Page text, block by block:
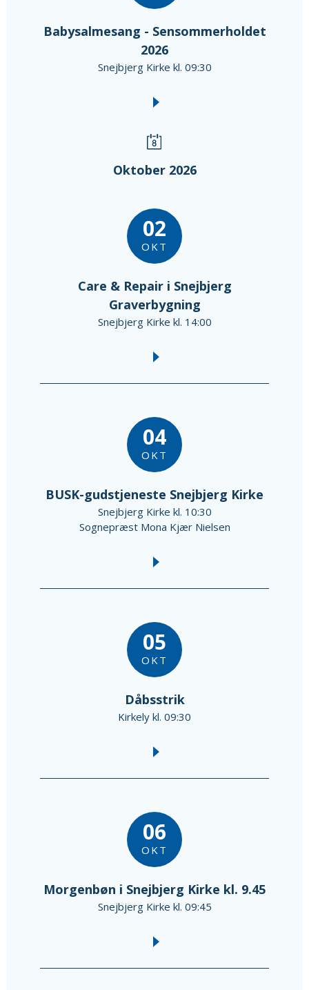
Babysalmesang - Sensommerholdet
2026
Snejbjerg Kirke kl. 09:30
Oktober 2026
02
OKT
Care & Repair i Snejbjerg
Graverbygning
Snejbjerg Kirke kl. 14:00
04
OKT
BUSK-gudstjeneste Snejbjerg Kirke
Snejbjerg Kirke kl. 10:30
Sognepræst Mona Kjær Nielsen
05
OKT
Dåbsstrik
Kirkely kl. 09:30
06
OKT
Morgenbøn i Snejbjerg Kirke kl. 9.45
Snejbjerg Kirke kl. 09:45